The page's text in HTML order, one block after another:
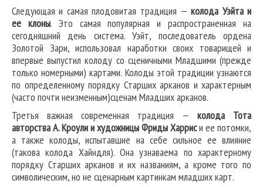
Следующая и самая плодовитая традиция —колода Уэйта и
ее клоны. Это самая популярная и распространенная на
сегодняшний день система. Уэйт, последователь ордена
Золотой Зари, использовал наработки своих товарищей и
впервые выпустил колоду со сценичными Младшими (прежде
только номерными) картами. Колоды этой традиции узнаются
по определенному порядку Старших арканов и характерным
(часто почти неизменным)сценам Младших арканов.
Третья важная современная традиция — колода Тота
авторства А. Кроули и художницы Фриды Харриси ее потомки,
а также колоды, испытавшие на себе сильное ее влияние
(такова колода Хайндля). Она узнаваема по характерному
порядку Старших арканов и их названиям, а кроме того по
символическим, но не сценарным картинкам младших карт.